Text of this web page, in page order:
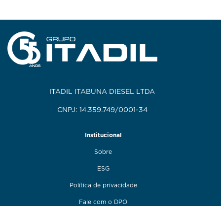
ITADIL ITABUNA DIESEL LTDA
CNPJ: 14.359.749/0001-34
Institucional
Sobre
ESG
Política de privacidade
Fale com o DPO